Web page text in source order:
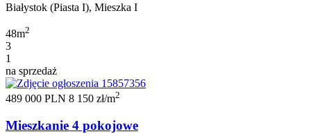
Białystok (Piasta I), Mieszka I
48m2
3
1
na sprzedaż
489 000 PLN 8 150 zł/m2
Mieszkanie 4 pokojowe